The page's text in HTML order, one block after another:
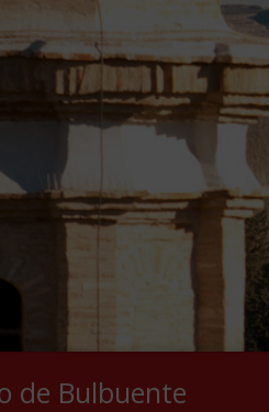
de Bulbuente